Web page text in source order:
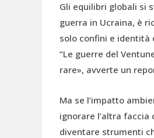
Gli equilibri globali si
guerra in Ucraina, è
solo confini e identità
“Le guerre del
rare», avverte un
Ma se l’impatto
ignorare l’altra
diventare strumenti